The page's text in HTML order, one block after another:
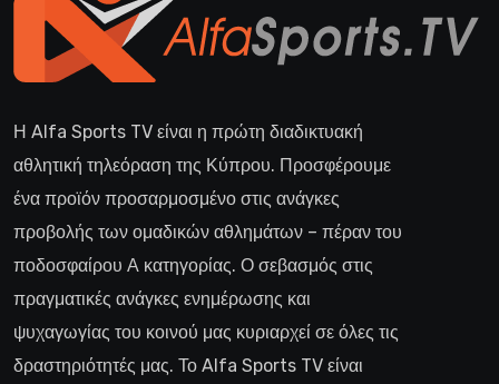
Η Alfa Sports TV είναι η πρώτη διαδικτυακή
αθλητική τηλεόραση της Κύπρου. Προσφέρουμε
ένα προϊόν προσαρμοσμένο στις ανάγκες
προβολής των ομαδικών αθλημάτων – πέραν του
ποδοσφαίρου Α κατηγορίας. Ο σεβασμός στις
πραγματικές ανάγκες ενημέρωσης και
ψυχαγωγίας του κοινού μας κυριαρχεί σε όλες τις
δραστηριότητές μας. Το Alfa Sports TV είναι